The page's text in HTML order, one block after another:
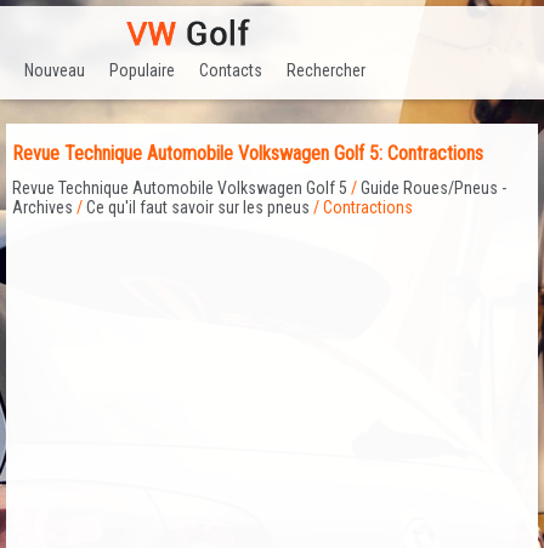
Nouveau Populaire Contacts Rechercher
Revue Technique Automobile Volkswagen Golf 5: Contractions
Revue Technique Automobile Volkswagen Golf 5 /Guide Roues/Pneus -
Archives /Ce qu'il faut savoir sur les pneus / Contractions